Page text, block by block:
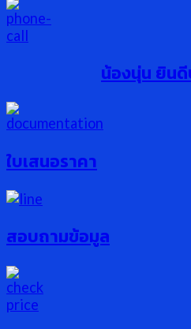
น้องนุ่น ยินดี
ใบเสนอราคา
สอบถามข้อมูล